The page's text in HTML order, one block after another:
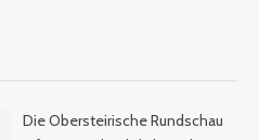
Die Obersteirische Rundschau